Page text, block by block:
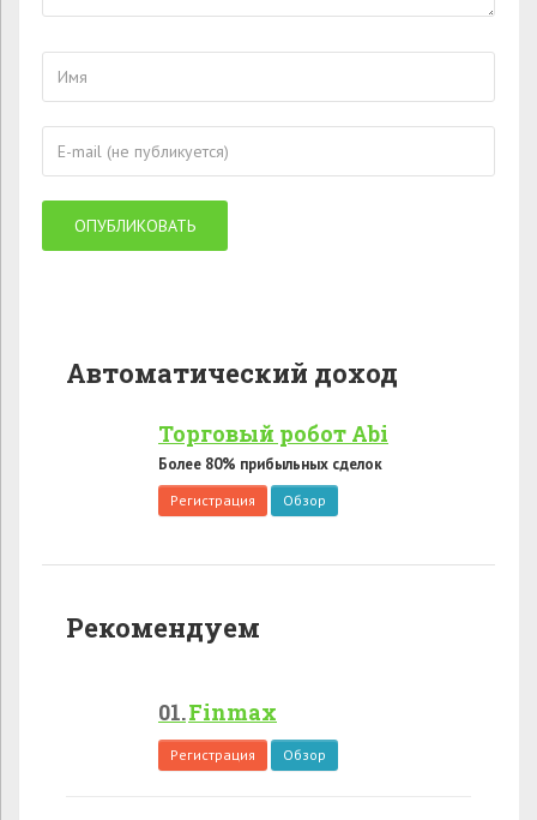
Автоматический доход
Торговый робот Abi
Более 80% прибыльных сделок
Регистрация Обзор
Рекомендуем
Finmax
Регистрация Обзор